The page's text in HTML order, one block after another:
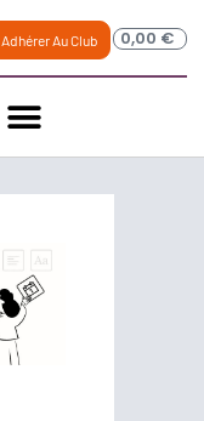
Adhérer Au Club 0,00 €